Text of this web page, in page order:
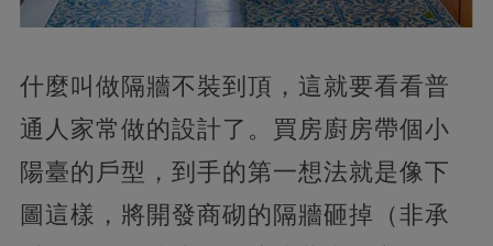
什麼叫做隔牆不裝到頂，這就要看看普
通人家常做的設計了。買房廚房帶個小
陽臺的戶型，到手的第一想法就是像下
圖這樣，將開發商砌的隔牆砸掉（非承